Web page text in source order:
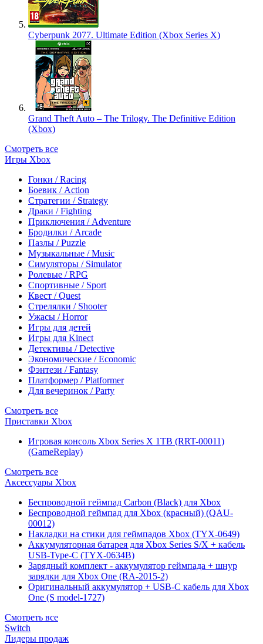
Cyberpunk 2077. Ultimate Edition (Xbox Series X)
Grand Theft Auto – The Trilogy. The Definitive Edition
(Xbox)
Смотреть все
Игры Xbox
Гонки / Racing
Боевик / Action
Стратегии / Strategy
Драки / Fighting
Приключения / Adventure
Бродилки / Arcade
Пазлы / Puzzle
Музыкальные / Music
Симуляторы / Simulator
Ролевые / RPG
Спортивные / Sport
Квест / Quest
Стрелялки / Shooter
Ужасы / Horror
Игры для детей
Игры для Kinect
Детективы / Detective
Экономические / Economic
Фэнтези / Fantasy
Платформер / Platformer
Для вечеринок / Party
Смотреть все
Приставки Xbox
Игровая консоль Xbox Series X 1TB (RRT-00011)
(GameReplay)
Смотреть все
Аксессуары Xbox
Беспроводной геймпад Carbon (Black) для Xbox
Беспроводной геймпад для Xbox (красный) (QAU-
00012)
Накладки на стики для геймпадов Xbox (TYX-0649)
Аккумуляторная батарея для Xbox Series S/X + кабель
USB-Type-C (TYX-0634B)
Зарядный комплект - аккумулятор геймпада + шнур
зарядки для Xbox One (RA-2015-2)
Оригинальный аккумулятор + USB-C кабель для Xbox
One (S model-1727)
Смотреть все
Switch
Лидеры продаж